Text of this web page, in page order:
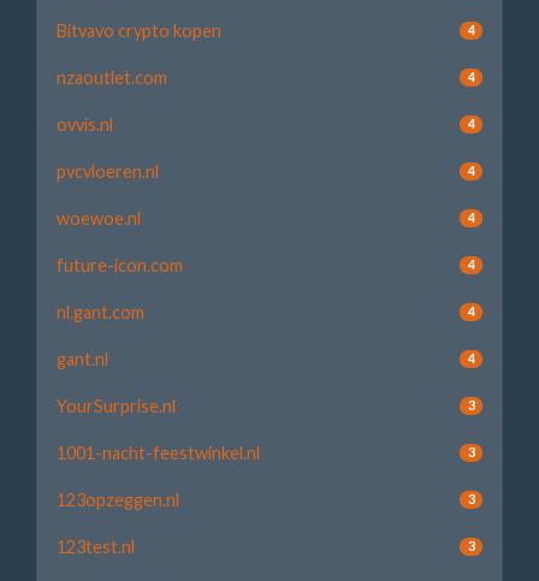
Bitvavo crypto kopen 4
nzaoutlet.com 4
ovvis.nl 4
pvcvloeren.nl 4
woewoe.nl 4
future-icon.com 4
nl.gant.com 4
gant.nl 4
YourSurprise.nl 3
1001-nacht-feestwinkel.nl 3
123opzeggen.nl 3
123test.nl 3